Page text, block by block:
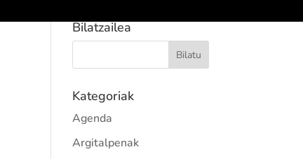
Bilatzailea
Kategoriak
Agenda
Argitalpenak